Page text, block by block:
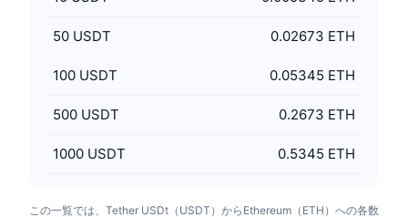
50 USDT 0.02673 ETH
100 USDT 0.05345 ETH
500 USDT 0.2673 ETH
1000 USDT 0.5345 ETH
この一覧では、Tether USDt（USDT）からEthereum（ETH）への各数